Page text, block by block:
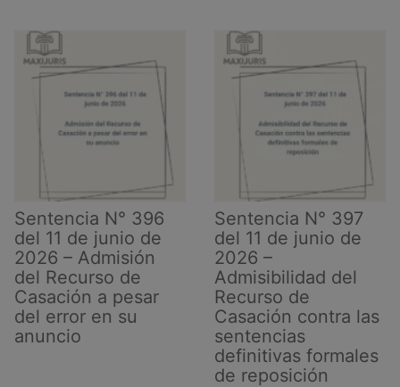
Sentencia N° 396
del 11 de junio de
2026 – Admisión
del Recurso de
Casación a pesar
del error en su
anuncio
Sentencia N° 397
del 11 de junio de
2026 –
Admisibilidad del
Recurso de
Casación contra las
sentencias
definitivas formales
de reposición